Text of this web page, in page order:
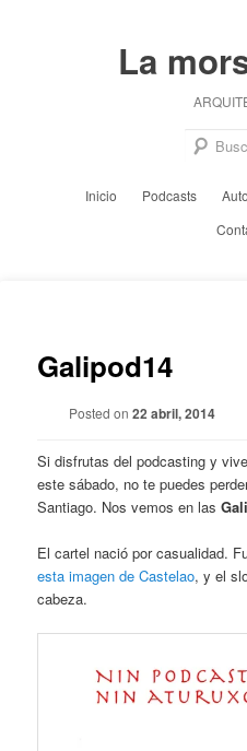
La
Inicio Podcasts
Galipod14
Posted on 22 abril, 2014
Si disfrutas del podcasting y
este sábado, no te puedes
Santiago. Nos vemos en las
El cartel nació por casualidad.
esta imagen de Castelao, y el
cabeza.